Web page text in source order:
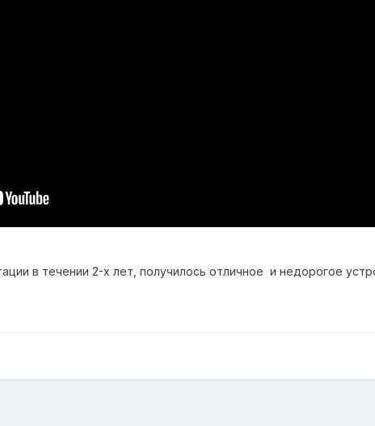
в течении 2-х лет, получилось отличное и недорогое